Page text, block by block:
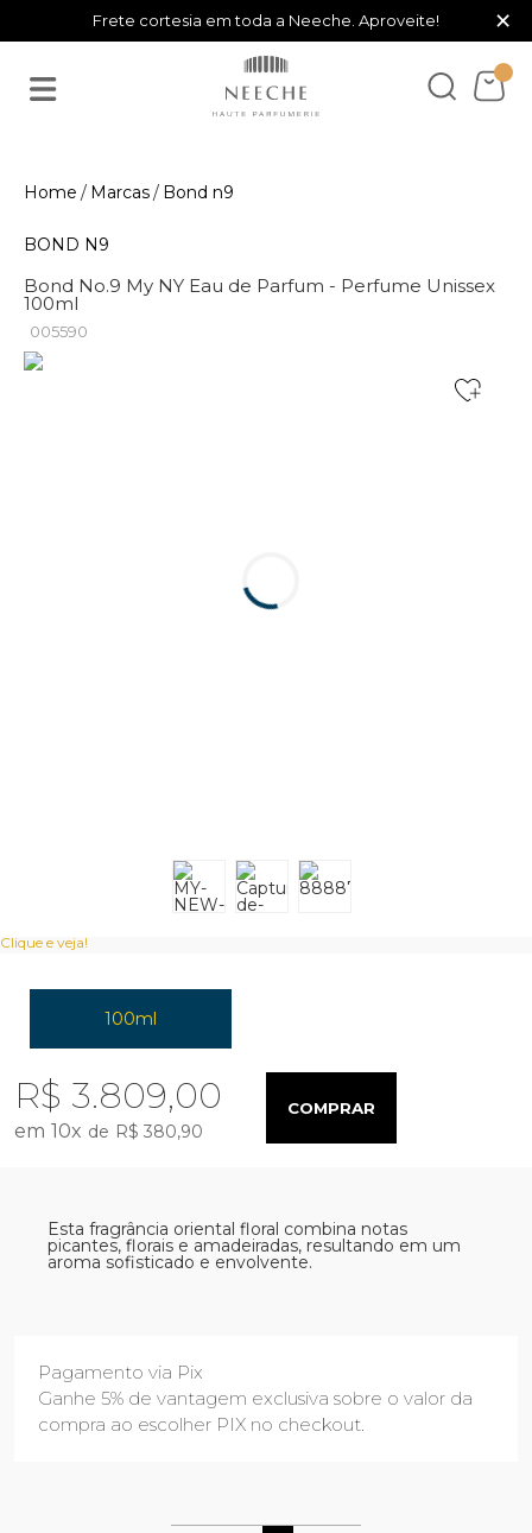
Frete cortesia em toda a Neeche. Aproveite! ×
Marcas Bond n9
BOND N9
Bond No.9 My NY Eau de Parfum - Perfume Unissex
100ml
005590
Clique e veja!
100ml
R$ 3.809,00
10x R$ 380,90
COMPRAR
Esta fragrância oriental floral combina notas
picantes, florais e amadeiradas, resultando em um
aroma sofisticado e envolvente.
Pagamento via Pix
Ganhe 5% de vantagem exclusiva sobre o valor da
compra ao escolher PIX no checkout.